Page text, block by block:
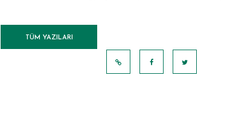
TÜM YAZILARI